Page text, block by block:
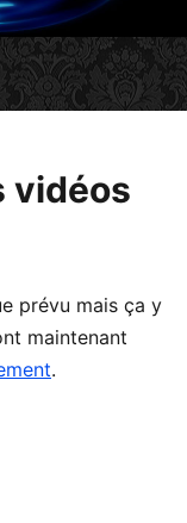
vidéos
prévu mais ça y
maintenant
.